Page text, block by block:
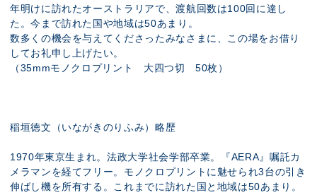
年明けに訪れたオーストラリアで、渡航回数は100回に達し
た。今まで訪れた国や地域は50あまり。
数多くの機会を与えてくださったみなさまに、この場をお借り
してお礼申し上げたい。
（35mmモノクロプリント 大四つ切 50枚）
稲垣徳文（いながきのりふみ）略歴
1970年東京生まれ。法政大学社会学部卒業。『AERA』嘱託カ
メラマンを経てフリー。モノクロプリントに魅せられ3台の引き
伸ばし機を所有する。これまでに訪れた国と地域は50あまり。